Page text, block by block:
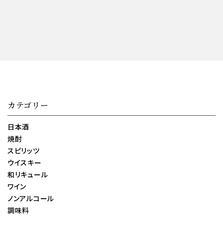
カテゴリー
日本酒
焼酎
スピリッツ
ウイスキー
和リキュール
ワイン
ノンアルコール
調味料